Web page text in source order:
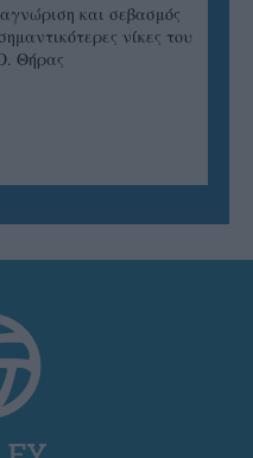
και σεβασμός
νίκες του
Θήρας